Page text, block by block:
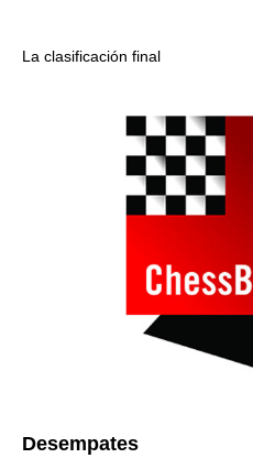
La clasificación final
Desempates